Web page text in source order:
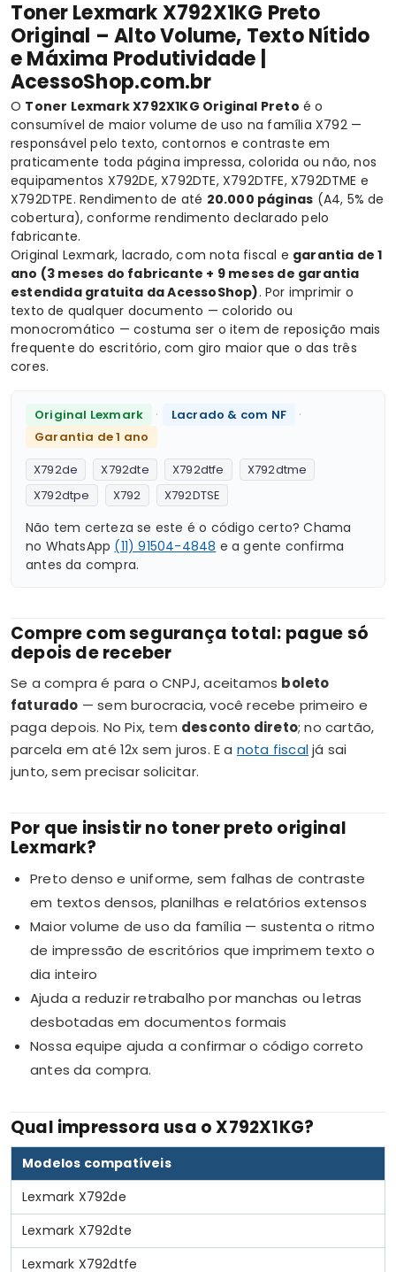
Toner Lexmark X792X1KG Preto
Original – Alto Volume, Texto Nítido
e Máxima Produtividade |
AcessoShop.com.br
O Toner LexmarkX792X1KG Original Preto é o
consumível de maior volume de uso na família X792 —
responsável pelo texto, contornos e contraste em
praticamente toda página impressa, colorida ou não, nos
equipamentos X792DE, X792DTE, X792DTFE, X792DTME e
X792DTPE. Rendimento de até 20.000 páginas (A4, 5% de
cobertura), conforme rendimento declarado pelo
fabricante.
Original Lexmark, lacrado, com nota fiscal e garantia de 1
ano (3 meses do fabricante + 9 meses de garantia
estendida gratuita da AcessoShop). Por imprimir o
texto de qualquer documento — colorido ou
monocromático — costuma ser o item de reposição mais
frequente do escritório, com giro maior que o das três
cores.
Original Lexmark · Lacrado & com NF ·
Garantia de 1 ano
X792de
X792dte X792dtfe
X792dtme
X792dtpe
X792 X792DTSE
Não tem certeza se este é o código certo? Chama
no WhatsApp (11) 91504-4848 e a gente confirma
antes da compra.
Compre com segurança total: pague só
depois de receber
Se a compra é para o CNPJ, aceitamos boleto
faturado — sem burocracia, você recebe primeiro e
paga depois. No Pix, tem desconto direto; no cartão,
parcela em até 12x sem juros. E a nota fiscaljá sai
junto, sem precisar solicitar.
Por que insistir no toner preto original
Lexmark?
Preto denso e uniforme, sem falhas de contraste
em textos densos, planilhas e relatórios extensos
Maior volume de uso da família — sustenta o ritmo
de impressão de escritórios que imprimem texto o
dia inteiro
Ajuda a reduzir retrabalho por manchas ou letras
desbotadas em documentos formais
Nossa equipe ajuda a confirmar o código correto
antes da compra.
Qual impressora usa o X792X1KG?
Modelos compatíveis
Lexmark X792de
Lexmark X792dte
Lexmark X792dtfe